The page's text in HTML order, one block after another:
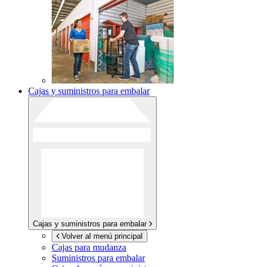
Cajas y suministros para embalar
Cajas y suministros para embalar
Volver al menú principal
Cajas para mudanza
Suministros para embalar